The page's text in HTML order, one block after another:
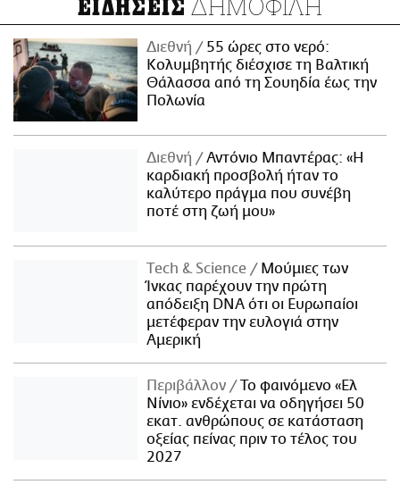
ΕΙΔΗΣΕΙΣ
Διεθνή
55 ώρες στο νερό:
Κολυμβητής διέσχισε τη Βαλτική
Θάλασσα από τη Σουηδία έως την
Πολωνία
Διεθνή
Αντόνιο Μπαντέρας: «Η
καρδιακή προσβολή ήταν το
καλύτερο πράγμα που συνέβη
ποτέ στη ζωή μου»
Τech & Science
Μούμιες των
Ίνκας παρέχουν την πρώτη
απόδειξη DNA ότι οι Ευρωπαίοι
μετέφεραν την ευλογιά στην
Αμερική
Περιβάλλον
Το φαινόμενο «Ελ
Νίνιο» ενδέχεται να οδηγήσει 50
εκατ. ανθρώπους σε κατάσταση
οξείας πείνας πριν το τέλος του
2027